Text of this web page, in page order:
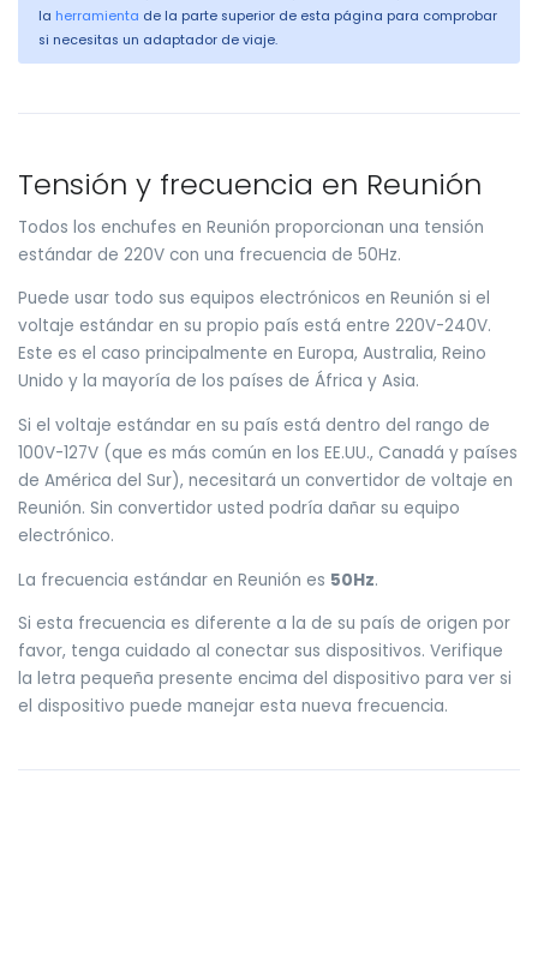
la herramienta de la parte superior de esta página para comprobar
si necesitas un adaptador de viaje.
Tensión y frecuencia en Reunión
Todos los enchufes en Reunión proporcionan una tensión
estándar de 220V con una frecuencia de 50Hz.
Puede usar todo sus equipos electrónicos en Reunión si el
voltaje estándar en su propio país está entre 220V-240V.
Este es el caso principalmente en Europa, Australia, Reino
Unido y la mayoría de los países de África y Asia.
Si el voltaje estándar en su país está dentro del rango de
100V-127V (que es más común en los EE.UU., Canadá y países
de América del Sur), necesitará un convertidor de voltaje en
Reunión. Sin convertidor usted podría dañar su equipo
electrónico.
La frecuencia estándar en Reunión es 50Hz.
Si esta frecuencia es diferente a la de su país de origen por
favor, tenga cuidado al conectar sus dispositivos. Verifique
la letra pequeña presente encima del dispositivo para ver si
el dispositivo puede manejar esta nueva frecuencia.